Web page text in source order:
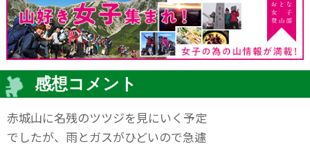
感想コメント
赤城山に名残のツツジを見にいく予定
でしたが、雨とガスがひどいので急遽